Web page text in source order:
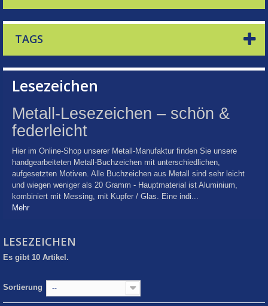
TAGS
Lesezeichen
Metall-Lesezeichen – schön &
federleicht
Hier im Online-Shop unserer Metall-Manufaktur finden Sie unsere
handgearbeiteten Metall-Buchzeichen mit unterschiedlichen,
aufgesetzten Motiven. Alle Buchzeichen aus Metall sind sehr leicht
und wiegen weniger als 20 Gramm - Hauptmaterial ist Aluminium,
kombiniert mit Messing, mit Kupfer / Glas. Eine indi...
Mehr
LESEZEICHEN
Es gibt 10 Artikel.
Sortierung --